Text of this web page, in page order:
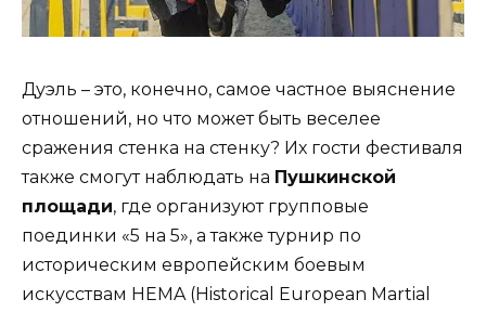
Дуэль – это, конечно, самое частное выяснение
отношений, но что может быть веселее
сражения стенка на стенку? Их гости фестиваля
также смогут наблюдать на Пушкинской
площади, где организуют групповые
поединки «5 на 5», а также турнир по
историческим европейским боевым
искусствам HEMA (Historical European Martial